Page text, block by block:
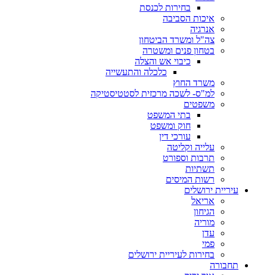
בחירות לכנסת
איכות הסביבה
אנרגיה
צה"ל ומשרד הביטחון
בטחון פנים ומשטרה
כיבוי אש והצלה
כלכלה והתעשייה
משרד החוץ
למ"ס- לשכה מרכזית לסטטיסטיקה
משפטים
בתי המשפט
חוק ומשפט
עורכי דין
עלייה וקליטה
תרבות וספורט
תשתיות
רשות המיסים
עיריית ירושלים
אריאל
הגיחון
מוריה
עדן
פמי
בחירות לעיריית ירושלים
תחבורה